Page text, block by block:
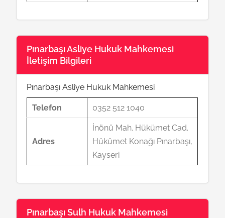
Pınarbaşı Asliye Hukuk Mahkemesi
İletişim Bilgileri
Pınarbaşı Asliye Hukuk Mahkemesi
Telefon 0352 512 1040
Adres
İnönü Mah. Hükümet Cad.
Hükümet Konağı Pınarbaşı,
Kayseri
Pınarbaşı Sulh Hukuk Mahkemesi